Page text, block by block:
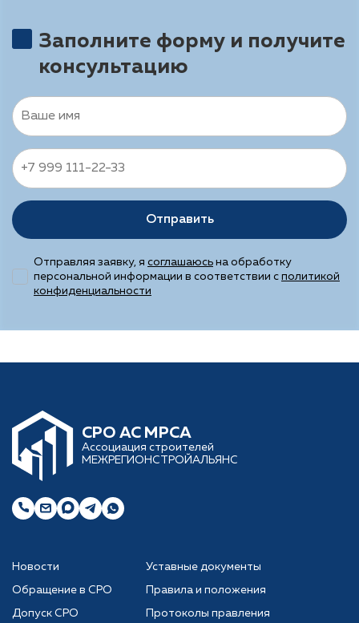
Заполните форму и получите
консультацию
Отправить
Отправляя заявку, я соглашаюсь на обработку
персональной информации в соответствии с политикой
конфиденциальности
CРО АС МРСА
Ассоциация строителей
МЕЖРЕГИОНСТРОЙАЛЬЯНС
Новости
Обращение в СРО
Допуск СРО
Уставные документы
Правила и положения
Протоколы правления